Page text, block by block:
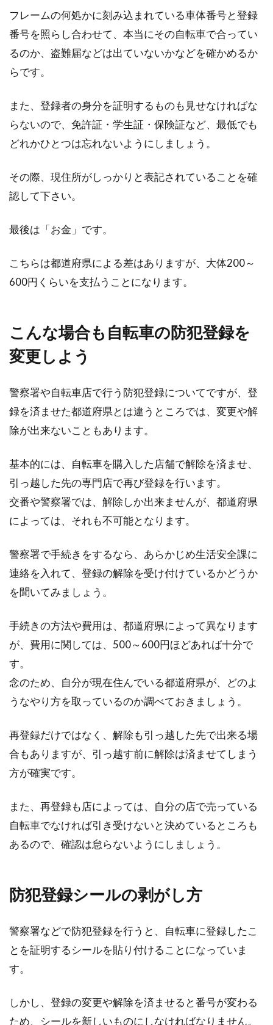
フレームの何処かに刻み込まれている車体番号と登録
番号を照らし合わせて、本当にその自転車で合ってい
るのか、盗難届などは出ていないかなどを確かめるか
らです。
また、登録者の身分を証明するものも見せなければな
らないので、免許証・学生証・保険証など、最低でも
どれかひとつは忘れないようにしましょう。
その際、現住所がしっかりと表記されていることを確
認して下さい。
最後は「お金」です。
こちらは都道府県による差はありますが、大体200～
600円くらいを支払うことになります。
こんな場合も自転車の防犯登録を
変更しよう
警察署や自転車店で行う防犯登録についてですが、登
録を済ませた都道府県とは違うところでは、変更や解
除が出来ないこともあります。
基本的には、自転車を購入した店舗で解除を済ませ、
引っ越した先の専門店で再び登録を行います。
交番や警察署では、解除しか出来ませんが、都道府県
によっては、それも不可能となります。
警察署で手続きをするなら、あらかじめ生活安全課に
連絡を入れて、登録の解除を受け付けているかどうか
を聞いてみましょう。
手続きの方法や費用は、都道府県によって異なります
が、費用に関しては、500～600円ほどあれば十分で
す。
念のため、自分が現在住んでいる都道府県が、どのよ
うなやり方を取っているのか調べておきましょう。
再登録だけではなく、解除も引っ越した先で出来る場
合もありますが、引っ越す前に解除は済ませてしまう
方が確実です。
また、再登録も店によっては、自分の店で売っている
自転車でなければ引き受けないと決めているところも
あるので、確認は怠らないようにしましょう。
防犯登録シールの剥がし方
警察署などで防犯登録を行うと、自転車に登録したこ
とを証明するシールを貼り付けることになっていま
す。
しかし、登録の変更や解除を済ませると番号が変わる
ため、シールを新しいものにしなければなりません。